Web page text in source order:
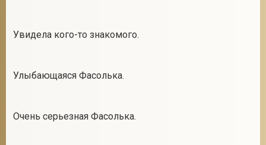
Увидела кого-то знакомого.
Улыбающаяся Фасолька.
Очень серьезная Фасолька.